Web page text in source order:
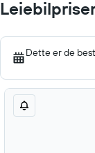
Dette er de